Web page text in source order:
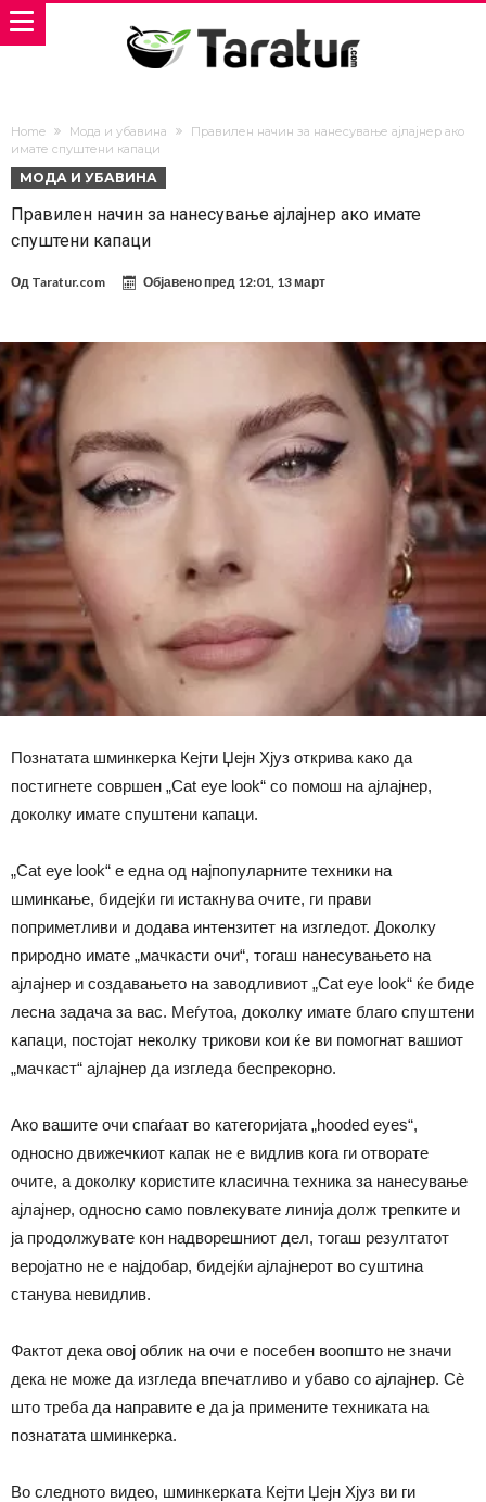
Home Мода и убавина
Правилен начин за нанесување ајлајнер ако
имате спуштени капаци
МОДА И УБАВИНА
Правилен начин за нанесување ајлајнер ако имате
спуштени капаци
Од Taratur.com Објавено пред 12:01, 13 март
Познатата шминкерка Кејти Џејн Хјуз открива како да
постигнете совршен „Cat eye look“ со помош на ајлајнер,
доколку имате спуштени капаци.
„Cat eye look“ е една од најпопуларните техники на
шминкање, бидејќи ги истакнува очите, ги прави
поприметливи и додава интензитет на изгледот. Доколку
природно имате „мачкасти очи“, тогаш нанесувањето на
ајлајнер и создавањето на заводливиот „Cat eye look“ ќе биде
лесна задача за вас. Меѓутоа, доколку имате благо спуштени
капаци, постојат неколку трикови кои ќе ви помогнат вашиот
„мачкаст“ ајлајнер да изгледа беспрекорно.
Ако вашите очи спаѓаат во категоријата „hooded eyes“,
односно движечкиот капак не е видлив кога ги отворате
очите, а доколку користите класична техника за нанесување
ајлајнер, односно само повлекувате линија долж трепките и
ја продолжувате кон надворешниот дел, тогаш резултатот
веројатно не е најдобар, бидејќи ајлајнерот во суштина
станува невидлив.
Фактот дека овој облик на очи е посебен воопшто не значи
дека не може да изгледа впечатливо и убаво со ајлајнер. Сè
што треба да направите е да ја примените техниката на
познатата шминкерка.
Во следното видео, шминкерката Кејти Џејн Хјуз ви ги